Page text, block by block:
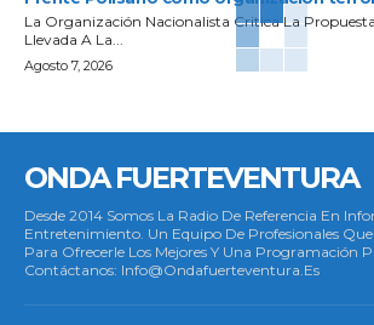
La Organización Nacionalista Critica La
Llevada A La...
Agosto 7, 2026
ONDA FUERTEVENTURA
Desde 2014 Somos La Radio De Referencia En
Entretenimiento. Un Equipo De Profesionales
Para Ofrecerle Los Mejores Y Una Programación
Contáctanos: Info@ondafuerteventura.es